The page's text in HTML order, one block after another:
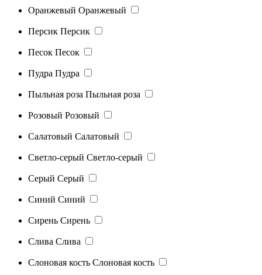
Оранжевый Оранжевый
Персик Персик
Песок Песок
Пудра Пудра
Пыльная роза Пыльная роза
Розовый Розовый
Салатовый Салатовый
Светло-серый Светло-серый
Серый Серый
Синий Синий
Сирень Сирень
Слива Слива
Слоновая кость Слоновая кость